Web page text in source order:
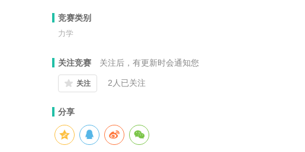
竞赛类别
力学
关注竞赛 关注后，有更新时会通知您
关注 2人已关注
分享